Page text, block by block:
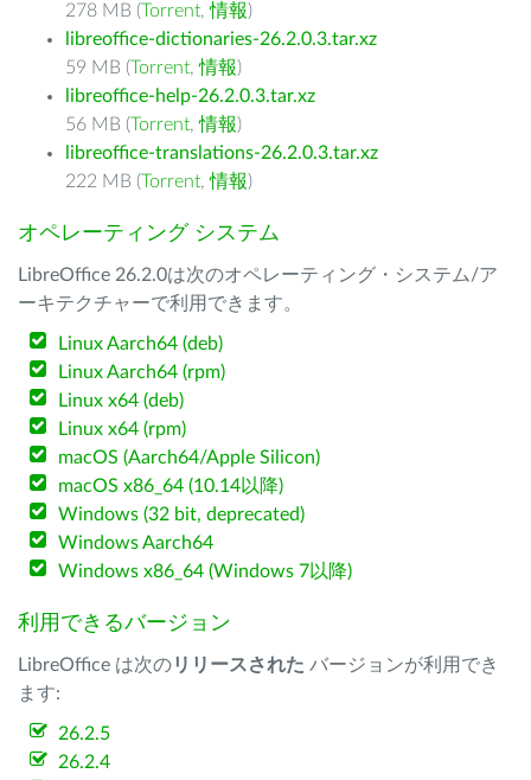
278 MB (Torrent,情報)
libreoffice-dictionaries-26.2.0.3.tar.xz
59 MB (Torrent,情報)
libreoffice-help-26.2.0.3.tar.xz
56 MB (Torrent,情報)
libreoffice-translations-26.2.0.3.tar.xz
222 MB (Torrent,情報)
オペレーティング システム
LibreOffice 26.2.0は次のオペレーティング・システム/ア
ーキテクチャーで利用できます。
Linux Aarch64 (deb)
Linux Aarch64 (rpm)
Linux x64 (deb)
Linux x64 (rpm)
macOS (Aarch64/Apple Silicon)
macOS x86_64 (10.14以降)
Windows (32 bit, deprecated)
Windows Aarch64
Windows x86_64 (Windows 7以降)
利用できるバージョン
LibreOffice は次のリリースされた バージョンが利用でき
ます:
26.2.5
26.2.4